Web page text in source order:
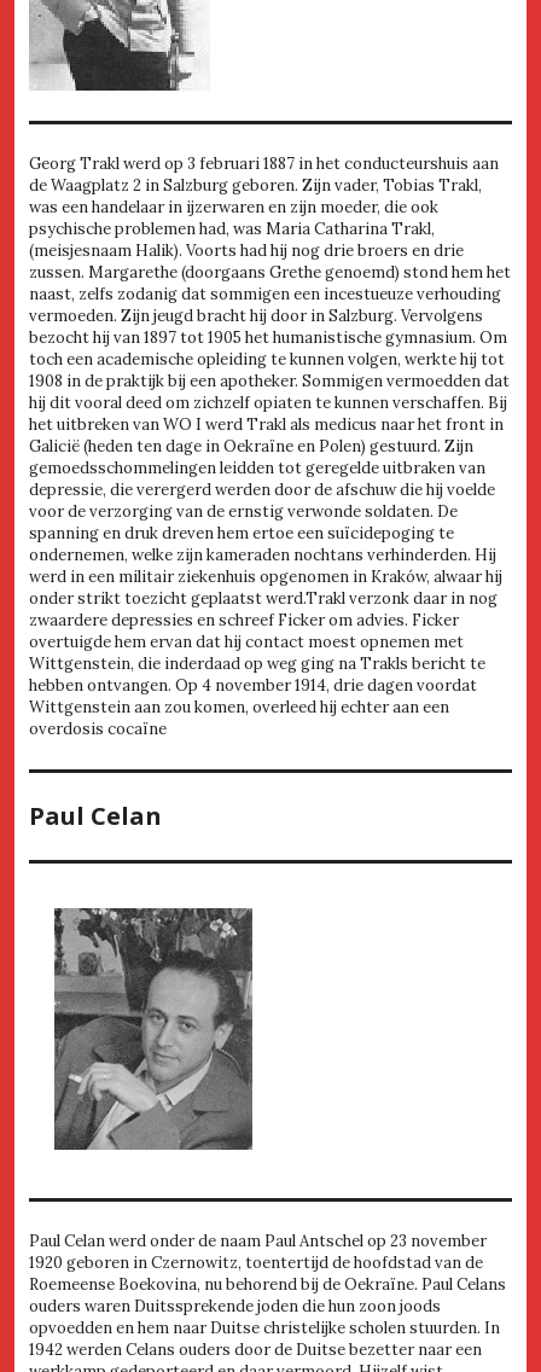
Georg Trakl werd op 3 februari 1887 in het conducteurshuis aan
de Waagplatz 2 in Salzburg geboren. Zijn vader, Tobias Trakl,
was een handelaar in ijzerwaren en zijn moeder, die ook
psychische problemen had, was Maria Catharina Trakl,
(meisjesnaam Halik). Voorts had hij nog drie broers en drie
zussen. Margarethe (doorgaans Grethe genoemd) stond hem het
naast, zelfs zodanig dat sommigen een incestueuze verhouding
vermoeden. Zijn jeugd bracht hij door in Salzburg. Vervolgens
bezocht hij van 1897 tot 1905 het humanistische gymnasium. Om
toch een academische opleiding te kunnen volgen, werkte hij tot
1908 in de praktijk bij een apotheker. Sommigen vermoedden dat
hij dit vooral deed om zichzelf opiaten te kunnen verschaffen. Bij
het uitbreken van WO I werd Trakl als medicus naar het front in
Galicië (heden ten dage in Oekraïne en Polen) gestuurd. Zijn
gemoedsschommelingen leidden tot geregelde uitbraken van
depressie, die verergerd werden door de afschuw die hij voelde
voor de verzorging van de ernstig verwonde soldaten. De
spanning en druk dreven hem ertoe een suïcidepoging te
ondernemen, welke zijn kameraden nochtans verhinderden. Hij
werd in een militair ziekenhuis opgenomen in Kraków, alwaar hij
onder strikt toezicht geplaatst werd.Trakl verzonk daar in nog
zwaardere depressies en schreef Ficker om advies. Ficker
overtuigde hem ervan dat hij contact moest opnemen met
Wittgenstein, die inderdaad op weg ging na Trakls bericht te
hebben ontvangen. Op 4 november 1914, drie dagen voordat
Wittgenstein aan zou komen, overleed hij echter aan een
overdosis cocaïne
Paul Celan
Paul Celan werd onder de naam Paul Antschel op 23 november
1920 geboren in Czernowitz, toentertijd de hoofdstad van de
Roemeense Boekovina, nu behorend bij de Oekraïne. Paul Celans
ouders waren Duitssprekende joden die hun zoon joods
opvoedden en hem naar Duitse christelijke scholen stuurden. In
1942 werden Celans ouders door de Duitse bezetter naar een